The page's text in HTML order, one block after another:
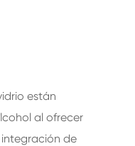
están
al ofrecer
de